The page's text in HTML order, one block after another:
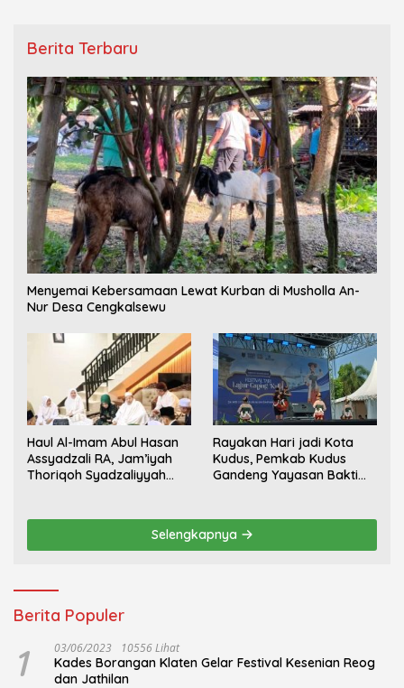
Berita Terbaru
Menyemai Kebersamaan Lewat Kurban di Musholla An-
Nur Desa Cengkalsewu
Haul Al-Imam Abul Hasan
Assyadzali RA, Jam’iyah
Thoriqoh Syadzaliyyah
Rayakan Hari jadi Kota
Kudus, Pemkab Kudus
Gandeng Yayasan Bakti
Selengkapnya
Berita Populer
1 03/06/2023 10556 Lihat
Kades Borangan Klaten Gelar Festival Kesenian Reog
dan Jathilan